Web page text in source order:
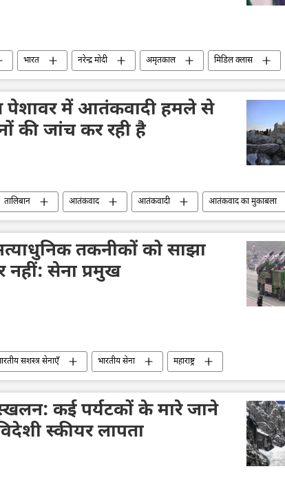
भारत नरेन्द्र मोदी अमृतकाल
मिडिल क्लास
पेशावर में आतंकवादी हमले से
की जांच कर रही है
तालिबान आतंकवाद आतंकवादी
आतंकवाद का मुकाबला
पुलिस जांच आत्मघाती हमला
पेशावर
तकनीकों को साझा
सेना प्रमुख
सशस्‍त्र सेनाएँ भारतीय सेना महाराष्ट्र
कई पर्यटकों के मारे जाने
स्कीयर लापता